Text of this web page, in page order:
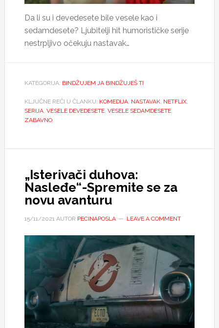
Da li su i devedesete bile vesele kao i
sedamdesete? Ljubitelji hit humorističke serije
nestrpljivo očekuju nastavak…
KATEGORIJA: BINDŽUJEM JA BINDŽUJEŠ TI
KLJUČNE REČI U ČLANKU: KOMEDIJA, NASTAVAK, NETFLIX,
SERIJA, VESELE DEVEDESETE, VESELE SEDAMDESETE,
ZABAVNO
„Isterivači duhova:
Nasleđe“-Spremite se za
novu avanturu
15/11/2021AUTOR PECINAPOSLA LEAVE A COMMENT